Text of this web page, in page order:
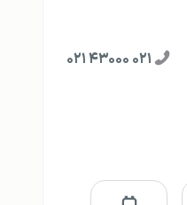
۰۲۱ ۴۳۰۰۰ ۰۲۱